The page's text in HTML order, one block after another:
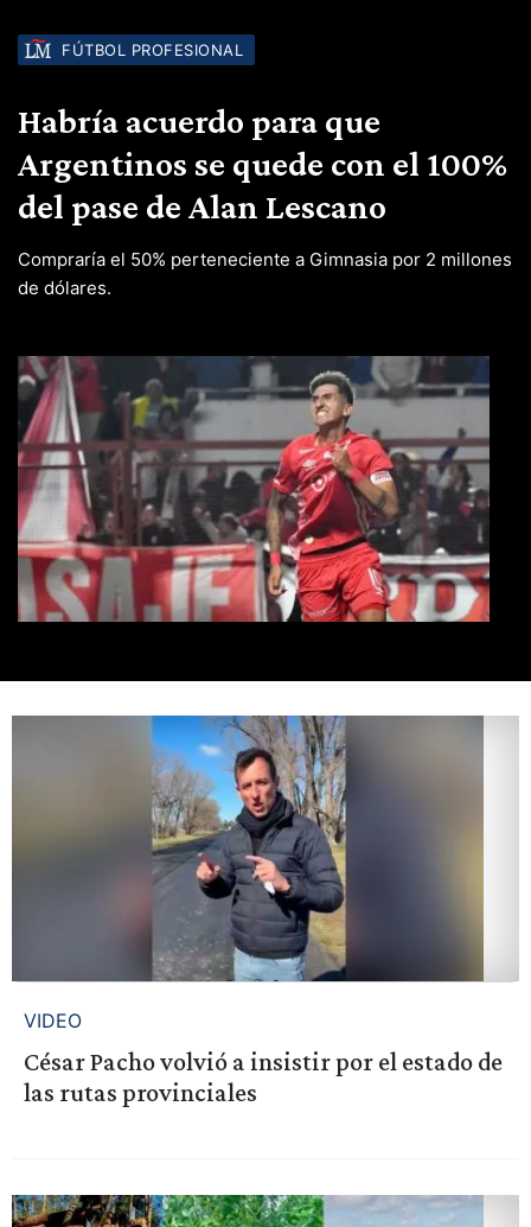
FÚTBOL PROFESIONAL
Habría acuerdo para que
Argentinos se quede con el 100%
del pase de Alan Lescano
Compraría el 50% perteneciente a Gimnasia por 2 millones
de dólares.
VIDEO
César Pacho volvió a insistir por el estado de
las rutas provinciales